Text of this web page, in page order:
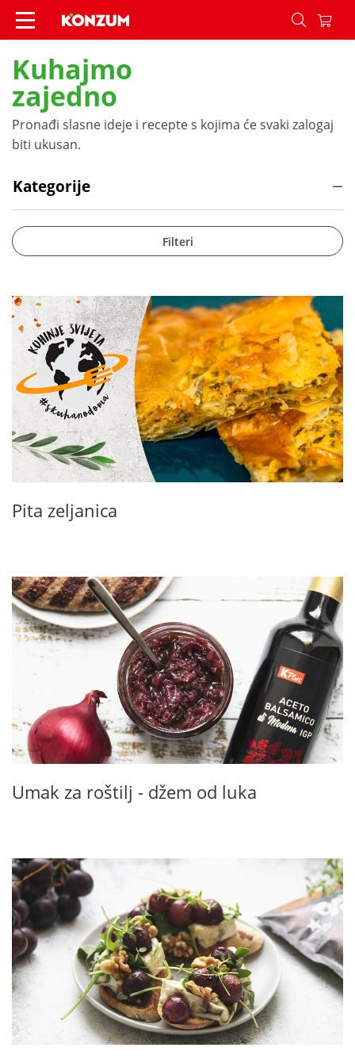
Recepti - Konzum
Kuhajmo
zajedno
Pronađi slasne ideje i recepte s kojima će svaki zalogaj
biti ukusan.
Kategorije
Filteri
Pita zeljanica
Umak za roštilj - džem od luka